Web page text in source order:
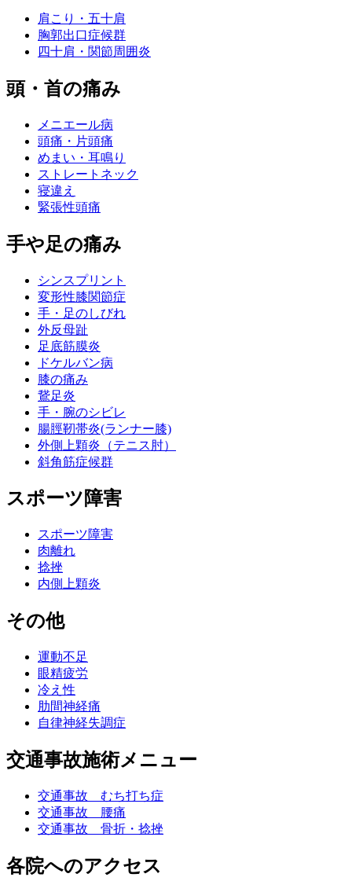
肩こり・五十肩
胸郭出口症候群
四十肩・関節周囲炎
頭・首の痛み
メニエール病
頭痛・片頭痛
めまい・耳鳴り
ストレートネック
寝違え
緊張性頭痛
手や足の痛み
シンスプリント
変形性膝関節症
手・足のしびれ
外反母趾
足底筋膜炎
ドケルバン病
膝の痛み
鵞足炎
手・腕のシビレ
腸脛靭帯炎(ランナー膝)
外側上顆炎（テニス肘）
斜角筋症候群
スポーツ障害
スポーツ障害
肉離れ
捻挫
内側上顆炎
その他
運動不足
眼精疲労
冷え性
肋間神経痛
自律神経失調症
交通事故施術メニュー
交通事故 むち打ち症
交通事故 腰痛
交通事故 骨折・捻挫
各院へのアクセス